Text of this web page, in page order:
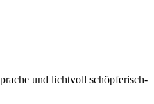
und lichtvoll schöpferisch-